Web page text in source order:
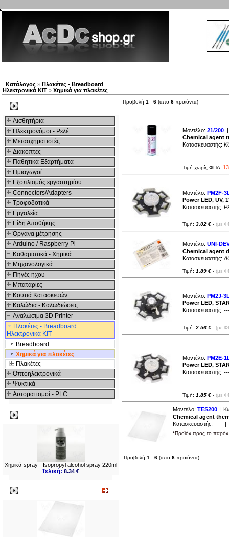
Κατάλογος » Πλακέτες - Breadboard
Ηλεκτρονικά ΚΙΤ » Χημικά για πλακέτες
Αισθητήρια
Ηλεκτρονόμοι - Ρελέ
Μετασχηματιστές
Διακόπτες
Παθητικά Εξαρτήματα
Hμιαγωγοί
Εξοπλισμός εργαστηρίου
Connectors/Adapters
Τροφοδοτικά
Εργαλεία
Είδη Αποθήκης
Όργανα μέτρησης
Arduino / Raspberry Pi
Καθαριστικά - Χημικά
Μηχανολογικά
Πηγές ήχου
Μπαταρίες
Κουτιά Κατασκευών
Καλώδια - Καλωδιώσεις
Αναλώσιμα 3D Printer
Πλακέτες - Breadboard
Ηλεκτρονικά ΚΙΤ
Breadboard
Χημικά για πλακέτες
Πλακέτες
Οπτοηλεκτρονικά
Ψυκτικά
Αυτοματισμοί - PLC
Χημικά-spray - Isopropyl alcohol spray 220ml
Τελική:8.34 €
Προβολή 1 - 6 (απο 6 προιόντα)
Μοντέλο: 21/200
Chemical agent
Κατασκευαστής:
Τιμή χωρίς ΦΠΑ
Μοντέλο: PM2F-
Power LED, UV,
Κατασκευαστής:
Τιμή: 3.02 € - (με
Μοντέλο: UNI-
Chemical agent
Κατασκευαστής:
Τιμή: 1.89 € - (με
Μοντέλο: PM2J-
Power LED,
Κατασκευαστής:
Τιμή: 2.56 € - (με
Μοντέλο: PM2E-
Power LED,
Κατασκευαστής:
Τιμή: 1.85 € - (με
Μοντέλο: TES200 |
Chemical agent
Κατασκευαστής: --- |
*Προϊόν προς το παρόν
Προβολή 1 - 6 (απο 6 προιόντα)